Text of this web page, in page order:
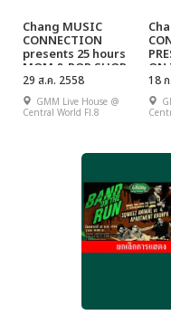
Chang MUSIC
CONNECTION
presents 25 hours
MOM & POP SHOP
LIVE CONCERT
29 ส.ค. 2558
GMM Live House @
Central World Fl.8
ON
18